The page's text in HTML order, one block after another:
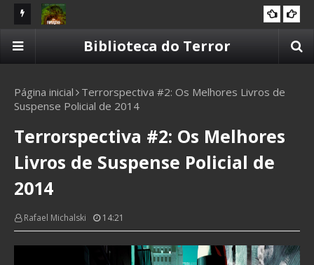
10 CAVEIRAS
Biblioteca do Terror
Página inicial
Terrorspectiva #2: Os Melhores Livros de
Suspense Policial de 2014
Terrorspectiva #2: Os Melhores
Livros de Suspense Policial de
2014
Rafael Michalski 14:21